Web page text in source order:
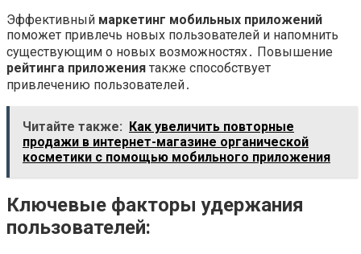
Эффективный маркетинг мобильных приложений
поможет привлечь новых пользователей и напомнить
существующим о новых возможностях․ Повышение
рейтинга приложения также способствует
привлечению пользователей․
Читайте также:
Как увеличить повторные
продажи в интернет-магазине органической
косметики с помощью мобильного приложения
Ключевые факторы удержания
пользователей: